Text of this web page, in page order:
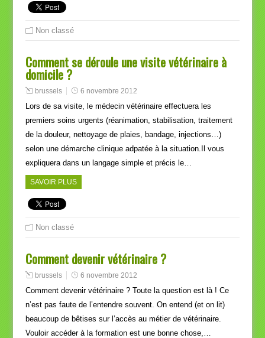
Non classé
Comment se déroule une visite vétérinaire à
domicile ?
brussels 6 novembre 2012
Lors de sa visite, le médecin vétérinaire effectuera les
premiers soins urgents (réanimation, stabilisation, traitement
de la douleur, nettoyage de plaies, bandage, injections…)
selon une démarche clinique adpatée à la situation.Il vous
expliquera dans un langage simple et précis le…
SAVOIR PLUS
Non classé
Comment devenir vétérinaire ?
brussels 6 novembre 2012
Comment devenir vétérinaire ? Toute la question est là ! Ce
n’est pas faute de l’entendre souvent. On entend (et on lit)
beaucoup de bêtises sur l’accès au métier de vétérinaire.
Vouloir accéder à la formation est une bonne chose,…